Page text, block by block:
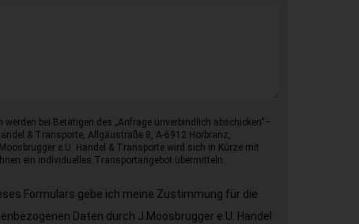
werden bei Betätigen des „Anfrage unverbindlich abschicken“–
& Transporte, Allgäustraße 8, A-6912 Hörbranz,
e.U. Handel & Transporte wird sich in Kürze mit
ein individuelles Transportangebot übermitteln.
Formulars gebe ich meine Zustimmung für die
Daten durch J.Moosbrugger e.U. Handel